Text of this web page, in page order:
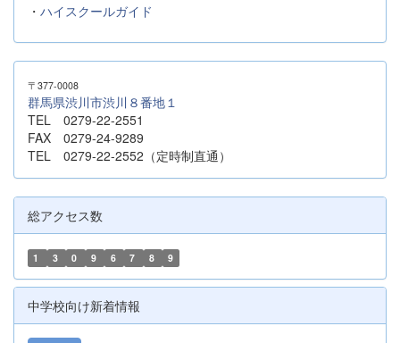
・ ハイスクールガイド
〒377-0008
群馬県渋川市渋川８番地１
TEL 0279-22-2551
FAX 0279-24-9289
TEL 0279-22-2552（定時制直通）
総アクセス数
1 3 0 9 6 7 8 9
中学校向け新着情報